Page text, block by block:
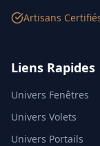
Artisans
Liens Rapides
Univers Fenêtres
Univers Volets
Univers Portails